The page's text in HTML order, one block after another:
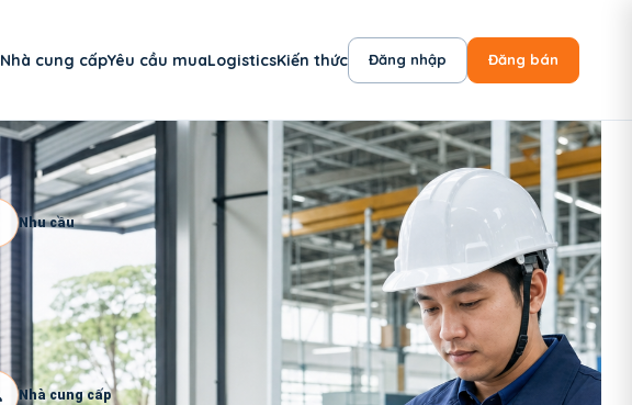
Nhà cung cấpYêu cầu muaLogisticsKiến thức Đăng nhập Đăng bán
Nhu cầu
Nhà cung cấp